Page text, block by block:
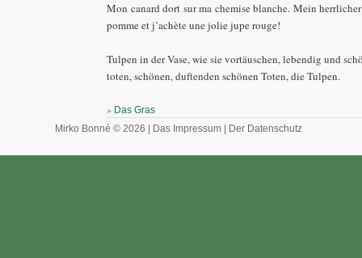
Mon canard dort sur ma chemise blanche. Mein
pomme et j’achète une jolie jupe rouge!
Tulpen in der Vase, wie sie vortäuschen, lebendig und
toten, schönen, duftenden schönen Toten, die Tulpen.
» Das Gras
Mirko Bonné © 2026 |
Das Impressum Der Datenschutz